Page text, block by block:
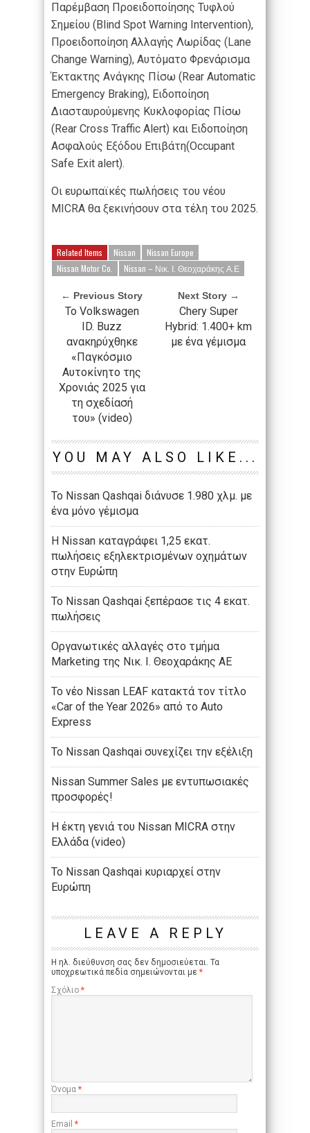
Παρέμβαση Προειδοποίησης Τυφλού
Σημείου (Blind Spot Warning Intervention),
Προειδοποίηση Αλλαγής Λωρίδας (Lane
Change Warning), Αυτόματο Φρενάρισμα
Έκτακτης Ανάγκης Πίσω (Rear Automatic
Emergency Braking), Ειδοποίηση
Διασταυρούμενης Κυκλοφορίας Πίσω
(Rear Cross Traffic Alert) και Ειδοποίηση
Ασφαλούς Εξόδου Επιβάτη(Occupant
Safe Exit alert).
Οι ευρωπαϊκές πωλήσεις του νέου
MICRA θα ξεκινήσουν στα τέλη του 2025.
Related Items Nissan
Nissan Europe
Nissan Motor Co.
Nissan – Νικ. Ι. Θεοχαράκης Α.Ε
← Previous Story
Το Volkswagen
ID. Buzz
ανακηρύχθηκε
«Παγκόσμιο
Αυτοκίνητο της
Χρονιάς 2025 για
τη σχεδίασή
του» (video)
Next Story →
Chery Super
Hybrid: 1.400+ km
με ένα γέμισμα
YOU MAY ALSO LIKE...
Το Nissan Qashqai διάνυσε 1.980 χλμ. με
ένα μόνο γέμισμα
Η Nissan καταγράφει 1,25 εκατ.
πωλήσεις εξηλεκτρισμένων οχημάτων
στην Ευρώπη
Το Nissan Qashqai ξεπέρασε τις 4 εκατ.
πωλήσεις
Οργανωτικές αλλαγές στο τμήμα
Marketing της Νικ. Ι. Θεοχαράκης ΑΕ
Το νέο Nissan LEAF κατακτά τον τίτλο
«Car of the Year 2026» από το Auto
Express
Το Nissan Qashqai συνεχίζει την εξέλιξη
Nissan Summer Sales με εντυπωσιακές
προσφορές!
Η έκτη γενιά του Nissan MICRA στην
Ελλάδα (video)
Το Nissan Qashqai κυριαρχεί στην
Ευρώπη
LEAVE A REPLY
Η ηλ. διεύθυνση σας δεν δημοσιεύεται. Τα
υποχρεωτικά πεδία σημειώνονται με *
Σχόλιο *
Όνομα *
Email *